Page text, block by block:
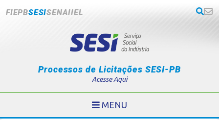
FIEPBSESISENAIIEL
Processos de Licitações SESI-PB
Acesse Aqui
MENU